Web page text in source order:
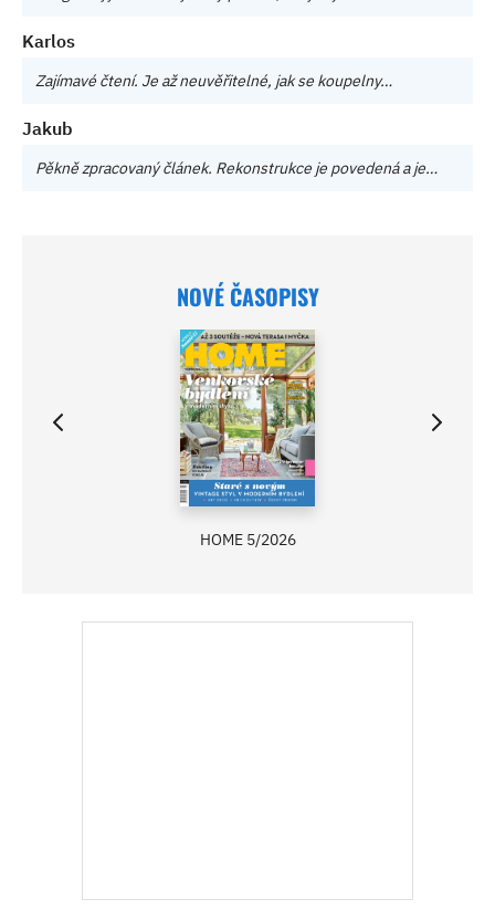
Karlos
Zajímavé čtení. Je až neuvěřitelné, jak se koupelny…
Jakub
Pěkně zpracovaný článek. Rekonstrukce je povedená a je…
NOVÉ ČASOPISY
ASB 06/2025